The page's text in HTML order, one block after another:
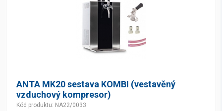
ANTA MK20 sestava KOMBI (vestavěný
vzduchový kompresor)
Kód produktu: NA22/0033